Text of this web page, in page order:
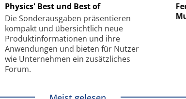
Physics' Best und Best of
Die Sonder­ausgaben präsentieren
kompakt und übersichtlich neue
Produkt­informationen und ihre
Anwendungen und bieten für Nutzer
wie Unternehmen ein zusätzliches
Forum.
Elektronenmikroskopie auf
kleinstem Raum